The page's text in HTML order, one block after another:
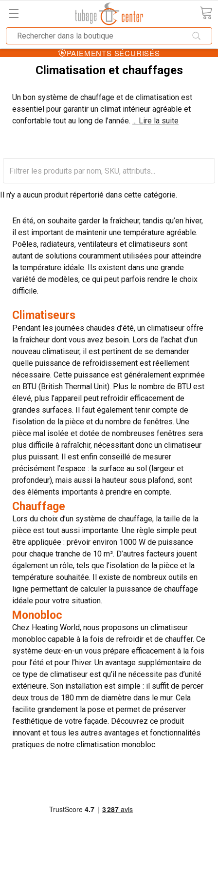
PAIEMENTS SÉCURISÉS
Climatisation et chauffages
Un bon système de chauffage et de climatisation est
essentiel pour garantir un climat intérieur agréable et
confortable tout au long de l’année. ... Lire la suite
Il n'y a aucun produit répertorié dans cette catégorie.
En été, on souhaite garder la fraîcheur, tandis qu’en hiver,
il est important de maintenir une température agréable.
Poêles, radiateurs, ventilateurs et climatiseurs sont
autant de solutions couramment utilisées pour atteindre
la température idéale. Ils existent dans une grande
variété de modèles, ce qui peut parfois rendre le choix
difficile.
Climatiseurs
Pendant les journées chaudes d’été, un climatiseur offre
la fraîcheur dont vous avez besoin. Lors de l’achat d’un
nouveau climatiseur, il est pertinent de se demander
quelle puissance de refroidissement est réellement
nécessaire. Cette puissance est généralement exprimée
en BTU (British Thermal Unit). Plus le nombre de BTU est
élevé, plus l’appareil peut refroidir efficacement de
grandes surfaces. Il faut également tenir compte de
l’isolation de la pièce et du nombre de fenêtres. Une
pièce mal isolée et dotée de nombreuses fenêtres sera
plus difficile à rafraîchir, nécessitant donc un climatiseur
plus puissant. Il est enfin conseillé de mesurer
précisément l’espace : la surface au sol (largeur et
profondeur), mais aussi la hauteur sous plafond, sont
des éléments importants à prendre en compte.
Chauffage
Lors du choix d’un système de chauffage, la taille de la
pièce est tout aussi importante. Une règle simple peut
être appliquée : prévoir environ 1000 W de puissance
pour chaque tranche de 10 m². D’autres facteurs jouent
également un rôle, tels que l’isolation de la pièce et la
température souhaitée. Il existe de nombreux outils en
ligne permettant de calculer la puissance de chauffage
idéale pour votre situation.
Monobloc
Chez Heating World, nous proposons un climatiseur
monobloc capable à la fois de refroidir et de chauffer. Ce
système deux-en-un vous prépare efficacement à la fois
pour l’été et pour l’hiver. Un avantage supplémentaire de
ce type de climatiseur est qu’il ne nécessite pas d’unité
extérieure. Son installation est simple : il suffit de percer
deux trous de 180 mm de diamètre dans le mur. Cela
facilite grandement la pose et permet de préserver
l’esthétique de votre façade. Découvrez ce produit
innovant et tous les autres avantages et fonctionnalités
pratiques de notre climatisation monobloc.